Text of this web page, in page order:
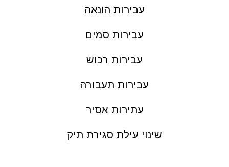
עבירות הונאה
עבירות סמים
עבירות רכוש
עבירות תעבורה
עתירות אסיר
שינוי עילת סגירת תיק